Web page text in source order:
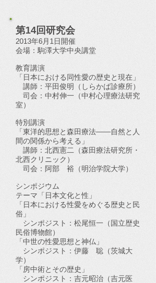
第14回研究会
2013年6月1日開催
​会場：駒澤大学中央講堂
教育講演
「日本における同性愛の歴史と現在」
講師：平田俊明（しらかば診療所）
司会：中村伸一（中村心理療法研究
室）
特別講演
「東洋的思想と森田療法――自然と人
間の関係から考える」
講師：北西憲二（森田療法研究所・
北西クリニック）
司会：阿部 裕（明治学院大学）
シンポジウム
テーマ「日本文化と性」
「日本における性愛をめぐる歴史と民
俗」
シンポジスト：松尾恒一（国立歴史
民俗博物館）
「中世の性愛思想と神仏」
シンポジスト：伊藤 聡（茨城大
学）
「房中術とその歴史」
シンポジスト：吉元昭治（吉元医